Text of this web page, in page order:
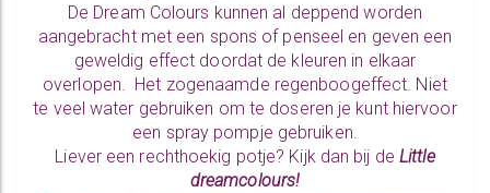
De Dream Colours kunnen al deppend worden
aangebracht met een spons of penseel en geven een
geweldig effect doordat de kleuren in elkaar
overlopen. Het zogenaamde regenboogeffect. Niet
te veel water gebruiken om te doseren je kunt hiervoor
een spray pompje gebruiken.
Liever een rechthoekig potje? Kijk dan bij de Little
dreamcolours!